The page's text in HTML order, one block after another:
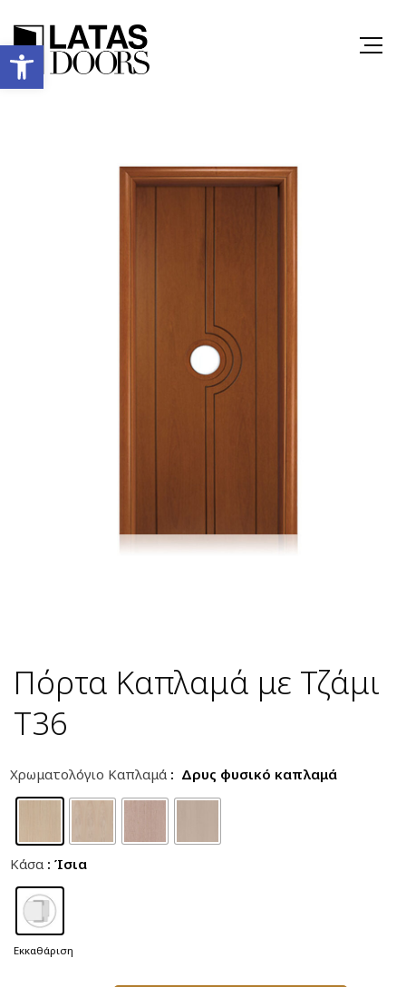
Ανοίξτε τη γραμμή εργαλείων
Πόρτα Καπλαμά με Τζάμι
T36
Χρωματολόγιο Καπλαμά : Δρυς φυσικό καπλαμά
Κάσα : Ίσια
Εκκαθάριση